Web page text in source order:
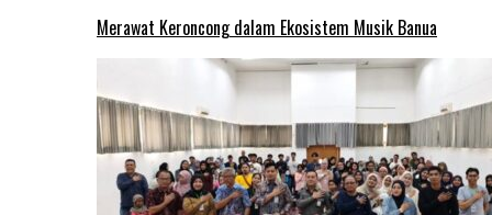
Merawat Keroncong dalam Ekosistem Musik Banua